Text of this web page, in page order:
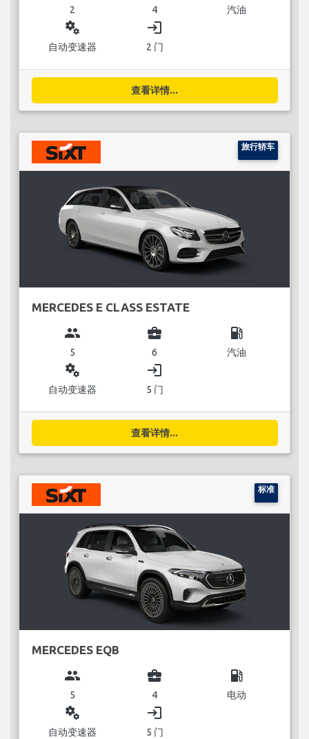
2 4 汽油
miscellaneous_services
自动变速器
login
2 门
查看详情...
旅行轿车
MERCEDES E CLASS ESTATE
group
5
business_center
6
local_gas_station
汽油
miscellaneous_services
自动变速器
login
5 门
查看详情...
标准
MERCEDES EQB
group
5
business_center
4
local_gas_station
电动
miscellaneous_services
自动变速器
login
5 门